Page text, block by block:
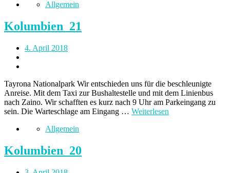
Allgemein
Kolumbien_21
4. April 2018
Tayrona Nationalpark Wir entschieden uns für die beschleunigte
Anreise. Mit dem Taxi zur Bushaltestelle und mit dem Linienbus
nach Zaino. Wir schafften es kurz nach 9 Uhr am Parkeingang zu
sein. Die Warteschlage am Eingang … Weiterlesen
Allgemein
Kolumbien_20